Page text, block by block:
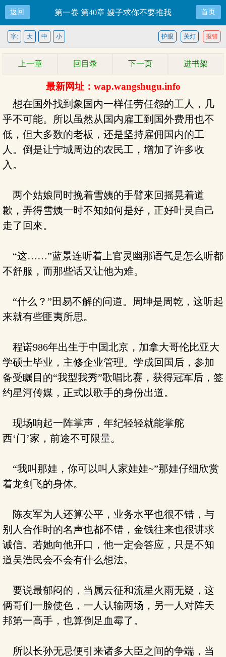
返回 第一卷 第40章 嫂子求你不要推我 首页
报错
关灯
护眼
字: 大 中 小
上一章 回目录 下一页 进书架
最新网址：wap.wangshugu.info
想在国外找到象国内一样任劳任怨的工人，几
乎不可能。所以虽然从国内雇工到国外费用也不
低，但大多数的老板，还是坚持雇佣国内的工
人。倒是让宁城周边的农民工，增加了许多收
入。
两个姑娘同时挽着雪姨的手臂來回摇晃着道
歉，弄得雪姨一时不知如何是好，正好叶灵自己
走了回來。
“这……”蓝景连听着上官灵幽那语气是怎么听都
不舒服，而那些话又让他为难。
“什么？”田易不解的问道。周坤是周乾，这听起
来就有些匪夷所思。
程诺986年出生于中国北京，加拿大哥伦比亚大
学硕士毕业，主修企业管理。学成回国后，参加
备受瞩目的“我型我秀”歌唱比赛，获得冠军后，签
约星河传媒，正式以歌手的身份出道。
现场响起一阵掌声，年纪轻轻就能掌舵
西‘门’家，前途不可限量。
“我叫那娃，你可以叫人家娃娃~”那娃仔细欣赏
着龙剑飞的身体。
陈友军为人还算公平，业务水平也很不错，与
别人合作时的名声也都不错，金钱往来也很讲求
诚信。若她向他开口，他一定会答应，只是不知
道吴浩民会不会有什么想法。
要说最郁闷的，当属云征和流星火雨无疑，这
俩哥们一脸使色，一人认输两场，另一人对阵天
邦第一高手，也算倒足血霉了。
所以长孙无忌便引来诸多大臣之间的争端，当